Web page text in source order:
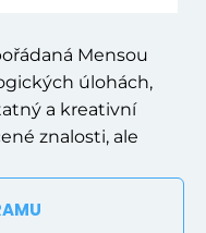
Mensou
úlohách,
a kreativní
znalosti, ale